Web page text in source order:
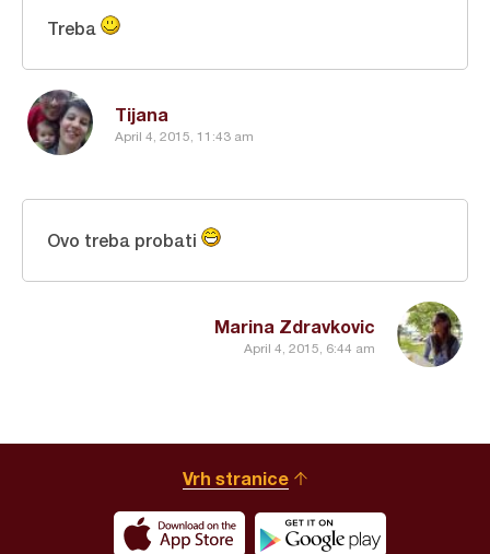
Tijana
April 4, 2015, 11:43 am
Treba
Marina Zdravkovic
April 4, 2015, 6:44 am
Ovo treba probati
Vrh stranice